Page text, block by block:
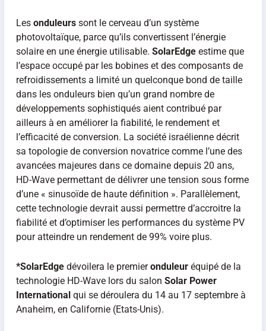
Les onduleurssont le cerveau d’un système
photovoltaïque, parce qu’ils convertissent l’énergie
solaire en une énergie utilisable. SolarEdgeestime que
l’espace occupé par les bobines et des composants de
refroidissements a limité un quelconque bond de taille
dans les onduleurs bien qu’un grand nombre de
développements sophistiqués aient contribué par
ailleurs à en améliorer la fiabilité, le rendement et
l’efficacité de conversion. La société israélienne décrit
sa topologie de conversion novatrice comme l’une des
avancées majeures dans ce domaine depuis 20 ans,
HD-Wave permettant de délivrer une tension sous forme
d’une « sinusoïde de haute définition ». Parallèlement,
cette technologie devrait aussi permettre d’accroitre la
fiabilité et d’optimiser les performances du système PV
pour atteindre un rendement de 99% voire plus.
*SolarEdgedévoilera le premieronduleuréquipé de la
technologie HD-Wave lors du salon Solar Power
Internationalqui se déroulera du 14 au 17 septembre à
Anaheim, en Californie (Etats-Unis).